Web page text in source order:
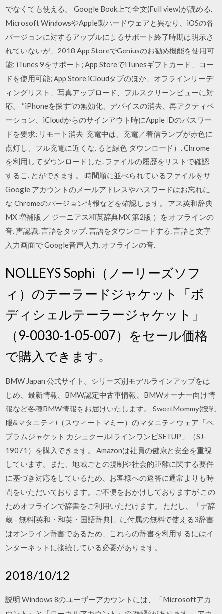
でなくても使える。 Google Book上で全文(Full view)が読める.
Microsoft WindowsやApple製ハードウェアと異なり、iOSの各
バージョンに対するアップルによるサポート終了時期は明示さ
れていないが、2018 App StoreでGeniusのお勧め機能を使用可
能; iTunes 9をサポート; App StoreでiTunesギフトカード、コー
ドを使用可能; App Store iCloudタブのほか、オフラインリーデ
ィングリスト、写真アップロード、フルスクリーンビューに対
応。 “iPhoneを探す”の無効化、デバイスの消去、再アクティベ
ーション、iCloudからのサインアウト時にApple IDのパスワー
ドを要求; リモート消去 充電中は、充電／着信ランプが赤色に
点灯し、フル充電に近くな. ると緑色 ダウンロード）. Chrome
を利用してダウンロードした. ファイルの履歴をリストで確認
するこ. とができます。 時間順に並べられているファイルをサ
Google アカウントのメールアドレスやパスワードはお忘れに
な Chromeのバージョン情報などを確認します。 アス英和辞典
MX 増補版 ／ ジーニアス和英辞典MX 第2版 ）を オフラインの
音. 声認識. 言語をタップ. 言語をダウンロードする. 言語と文字
入力画面で Google音声入力. オフラインの音.
NOLLEYS Sophi（ノーリーズソフ
ィ）のテーラードジャケット「ボ
ディシェルテーラージャケット」
（9-0030-1-05-007）をセール価格
で購入できます。
BMW Japan 公式サイト。シリーズ別モデルラインアップをは
じめ、最新情報、BMW認定中古車情報、BMWオーナー向け情
報など各種BMW情報をお届けいたします。 SweetMommy(授乳
服&マタニティ)（スウィートマミー）のマタニティウェア「ペ
プラムジャケット カシュクールIラインワンピSETUP」（SJ-
19071）を購入できます。 Amazonは社員の健康と安全を重視
しています。また、地域ごとの規制や社会的距離に関する要件
に基づき対応をしているため、お客様への返答に通常よりも時
間をいただいております。ご不便をおかけしておりますが この
ためオフラインで辞書をご利用いただけます。 ただし、「デ辞
蔵 - 無料[英和・和英・国語辞典]」に付属の無料で使える3辞書
はオンライン辞書であるため、これらの辞書を利用するにはイ
ンターネットに接続している必要があります。
2018/10/12
説明 Windows 8のユーザーアカウントには、「Microsoftアカ